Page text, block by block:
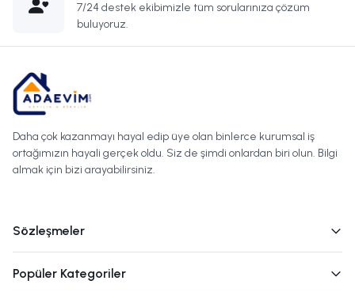
7/24 destek ekibimizle tüm sorularınıza çözüm
buluyoruz.
Daha çok kazanmayı hayal edip üye olan binlerce kurumsal iş
ortağımızın hayali gerçek oldu. Siz de şimdi onlardan biri olun. Bilgi
almak için bizi arayabilirsiniz.
Sözleşmeler
Popüler Kategoriler